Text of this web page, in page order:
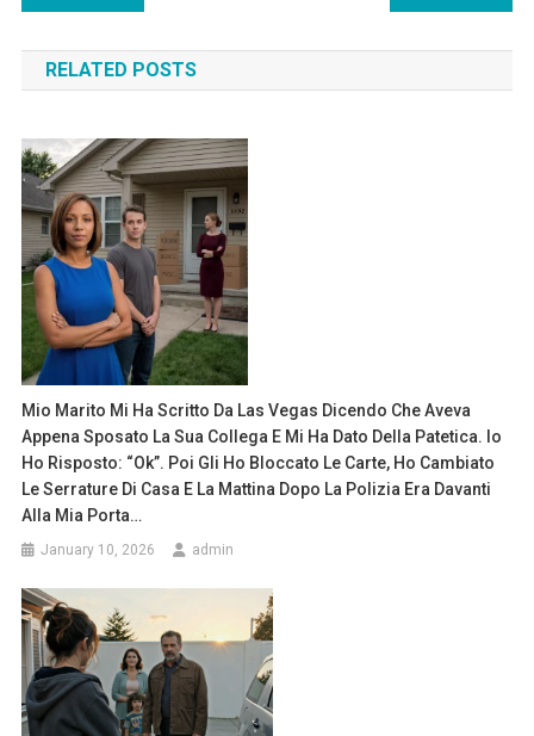
navigation
RELATED POSTS
Mio Marito Mi Ha Scritto Da Las Vegas Dicendo Che Aveva
Appena Sposato La Sua Collega E Mi Ha Dato Della Patetica. Io
Ho Risposto: “Ok”. Poi Gli Ho Bloccato Le Carte, Ho Cambiato
Le Serrature Di Casa E La Mattina Dopo La Polizia Era Davanti
Alla Mia Porta…
January 10, 2026 admin